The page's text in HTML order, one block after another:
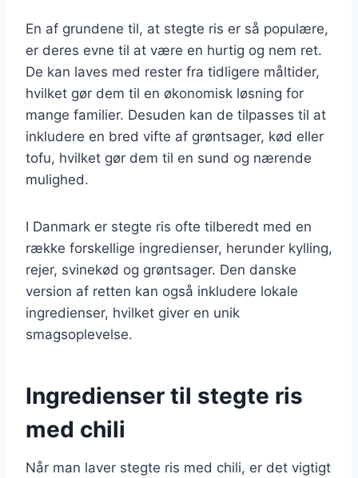
En af grundene til, at stegte ris er så populære,
er deres evne til at være en hurtig og nem ret.
De kan laves med rester fra tidligere måltider,
hvilket gør dem til en økonomisk løsning for
mange familier. Desuden kan de tilpasses til at
inkludere en bred vifte af grøntsager, kød eller
tofu, hvilket gør dem til en sund og nærende
mulighed.
I Danmark er stegte ris ofte tilberedt med en
række forskellige ingredienser, herunder kylling,
rejer, svinekød og grøntsager. Den danske
version af retten kan også inkludere lokale
ingredienser, hvilket giver en unik
smagsoplevelse.
Ingredienser til stegte ris
med chili
Når man laver stegte ris med chili, er det vigtigt